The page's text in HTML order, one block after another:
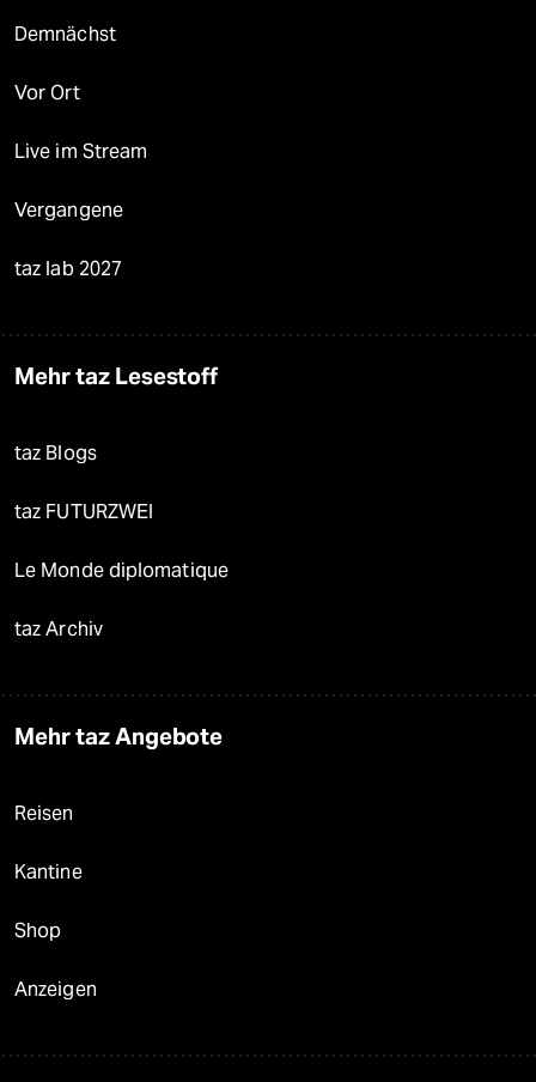
Demnächst
Vor Ort
Live im Stream
Vergangene
taz lab 2027
Mehr taz Lesestoff
taz Blogs
taz FUTURZWEI
Le Monde diplomatique
taz Archiv
Mehr taz Angebote
Reisen
Kantine
Shop
Anzeigen